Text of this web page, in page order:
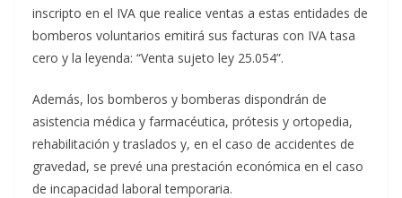
inscripto en el IVA que realice ventas a estas entidades de
bomberos voluntarios emitirá sus facturas con IVA tasa
cero y la leyenda: “Venta sujeto ley 25.054”.
Además, los bomberos y bomberas dispondrán de
asistencia médica y farmacéutica, prótesis y ortopedia,
rehabilitación y traslados y, en el caso de accidentes de
gravedad, se prevé una prestación económica en el caso
de incapacidad laboral temporaria.